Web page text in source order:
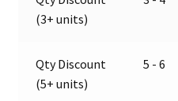
(3+ units)
Qty Discount
(5+ units)
5 - 6